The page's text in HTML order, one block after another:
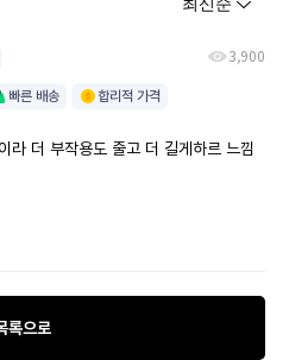
3,900
빠른 배송 합리적 가격
라 더 부작용도 줄고 더 길게하르 느낌
록으로